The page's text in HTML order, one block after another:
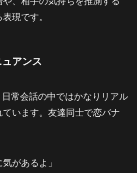
現です。
アンス
日常会話の中ではかなりリアル
います。友達同士で恋バナ
があるよ」